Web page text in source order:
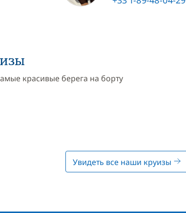
красивые берега на борту
Увидеть все наши круизы